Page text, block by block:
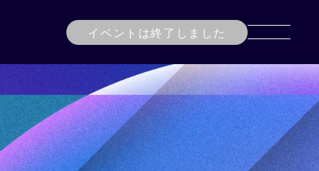
イベントは終了しました